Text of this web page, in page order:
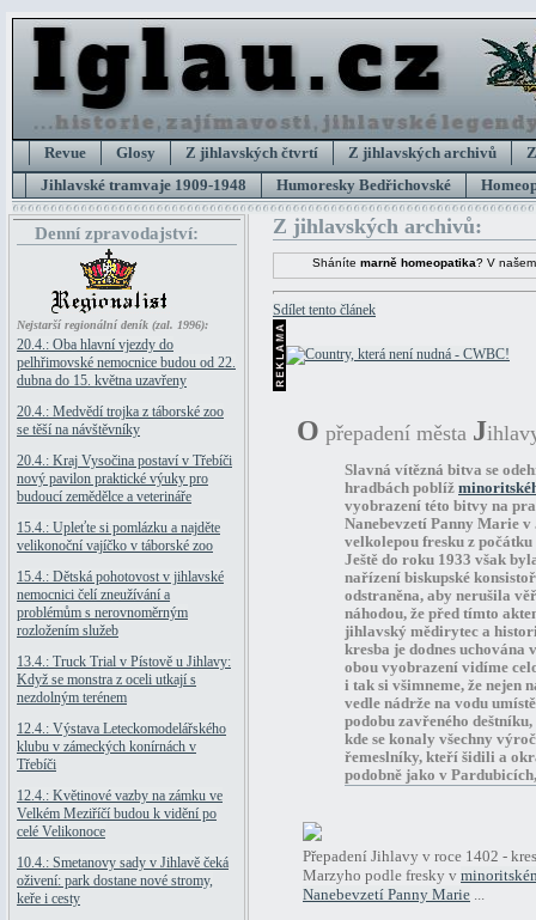
Revue Glosy Z jihlavských čtvrtí Z jihlavských archivů
Jihlavské tramvaje 1909-1948
Humoresky Bedřichovské
Denní zpravodajství:
Nejstarší regionální deník (zal. 1996):
20.4.: Oba hlavní vjezdy do
pelhřimovské nemocnice budou od 22.
dubna do 15. května uzavřeny
20.4.: Medvědí trojka z táborské zoo
se těší na návštěvníky
20.4.: Kraj Vysočina postaví v Třebíči
nový pavilon praktické výuky pro
budoucí zemědělce a veterináře
15.4.: Upleťte si pomlázku a najděte
velikonoční vajíčko v táborské zoo
15.4.: Dětská pohotovost v jihlavské
nemocnici čelí zneužívání a
problémům s nerovnoměrným
rozložením služeb
13.4.: Truck Trial v Pístově u Jihlavy:
Když se monstra z oceli utkají s
nezdolným terénem
12.4.: Výstava Leteckomodelářského
klubu v zámeckých konírnách v
Třebíči
12.4.: Květinové vazby na zámku ve
Velkém Meziříčí budou k vidění po
celé Velikonoce
10.4.: Smetanovy sady v Jihlavě čeká
oživení: park dostane nové stromy,
keře i cesty
Z jihlavských archivů:
Sháníte marně homeopatika? V
Sdílet tento článek
O přepadení města J
Slavná vítězná bitva se
hradbách poblíž
vyobrazení této bitvy na
Nanebevzetí Panny Marie v
velkolepou fresku z
Ještě do roku 1933 však
nařízení biskupské
odstraněna, aby nerušila
náhodou, že před tímto
jihlavský mědirytec a
kresba je dodnes uchována
obou vyobrazení vidíme
i tak si všimneme, že nejen
vedle nádrže na vodu
podobu zavřeného
kde se konaly všechny
řemeslníky, kteří šidili a
podobně jako v
Přepadení Jihlavy v roce 1402 -
Marzyho podle fresky v
Nanebevzetí Panny Marie ...